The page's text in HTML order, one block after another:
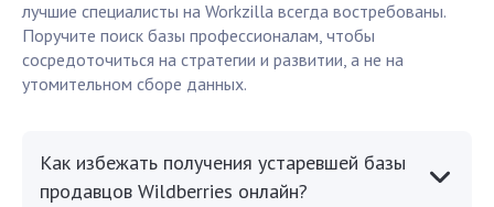
лучшие специалисты на Workzilla всегда востребованы.
Поручите поиск базы профессионалам, чтобы
сосредоточиться на стратегии и развитии, а не на
утомительном сборе данных.
Как избежать получения устаревшей базы
продавцов Wildberries онлайн?